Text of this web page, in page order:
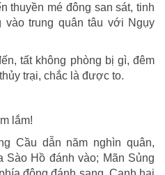
thuyền mé đông san sát, tinh
vào trung quân tâu với Ngụy
tất không phòng bị gì, đêm
trại, chắc là được to.
lắm!
Cầu dẫn năm nghìn quân,
Hồ đánh vào; Mãn Sủng